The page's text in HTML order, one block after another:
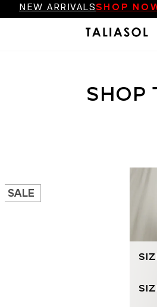
Skip to
NEW ARRIVALSSHOP
NEW ARRIVALSSHOP NOW
SHOP
SALE